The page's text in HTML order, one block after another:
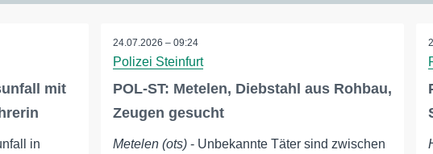
mit
in
24.07.2026 – 09:24
Polizei Steinfurt
POL-ST: Metelen, Diebstahl aus Rohbau,
Zeugen gesucht
Metelen (ots)- Unbekannte Täter sind zwischen